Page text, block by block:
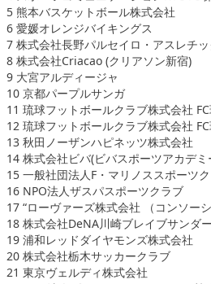
5 熊本バスケットボール株式会社
6 愛媛オレンジバイキングス
7 株式会社長野パルセイロ・アスレチ
8 株式会社Criacao (クリアソン新宿)
9 大宮アルディージャ
10 京都パープルサンガ
11 琉球フットボールクラブ株式会社
12 琉球フットボールクラブ株式会社
13 秋田ノーザンハピネッツ株式会社
14 株式会社ビバ(ビバスポーツアカデミ
15 一般社団法人F・マリノススポーツ
16 NPO法人ザスパスポーツクラブ
17 “ローヴァーズ株式会社 （コンソーシ
18 株式会社DeNA川崎ブレイブサンダ
19 浦和レッドダイヤモンズ株式会社
20 株式会社栃木サッカークラブ
21 東京ヴェルディ株式会社